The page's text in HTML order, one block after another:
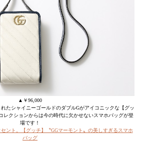
▲￥96,000
たシャイニーゴールドのダブルGがアイコニックな【グッ
レクションからは今の時代に欠かせないスマホバッグが登
場です！
セント。【グッチ】〝GGマーモント〟の美しすぎるスマホ
バッグ